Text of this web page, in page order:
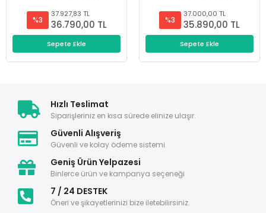
%3
37.927,83 TL
36.790,00 TL
Sepete Ekle
%3
37.000,00 TL
35.890,00 TL
Sepete Ekle
Hızlı Teslimat
Siparişleriniz en kısa sürede elinize ulaşır.
Güvenli Alışveriş
Güvenli ve kolay ödeme sistemi
Geniş Ürün Yelpazesi
Binlerce ürün ve kampanya seçeneği
7 / 24 DESTEK
Öneri ve şikayetlerinizi bize iletebilirsiniz.